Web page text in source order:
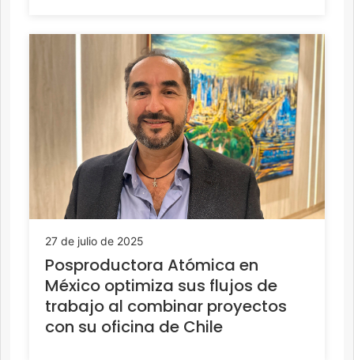
27 de julio de 2025
Posproductora Atómica en
México optimiza sus flujos de
trabajo al combinar proyectos
con su oficina de Chile